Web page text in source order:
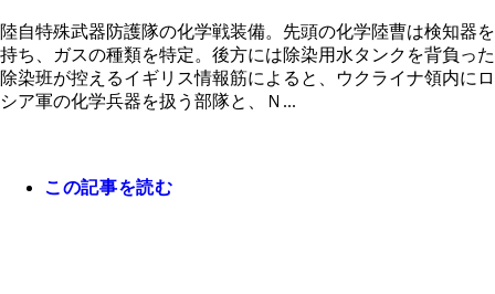
陸自特殊武器防護隊の化学戦装備。先頭の化学陸曹は検知器を
持ち、ガスの種類を特定。後方には除染用水タンクを背負った
除染班が控えるイギリス情報筋によると、ウクライナ領内にロ
シア軍の化学兵器を扱う部隊と、Ｎ...
この記事を読む